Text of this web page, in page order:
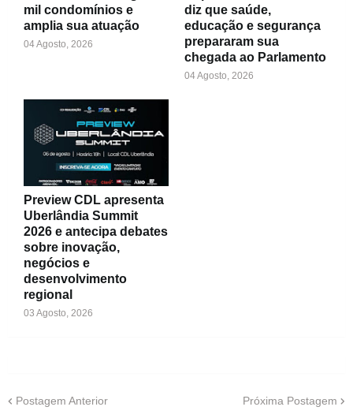
mil condomínios e
amplia sua atuação
04 Agosto, 2026
diz que saúde,
educação e segurança
prepararam sua
chegada ao Parlamento
04 Agosto, 2026
Preview CDL apresenta
Uberlândia Summit
2026 e antecipa debates
sobre inovação,
negócios e
desenvolvimento
regional
03 Agosto, 2026
Postagem Anterior Próxima Postagem